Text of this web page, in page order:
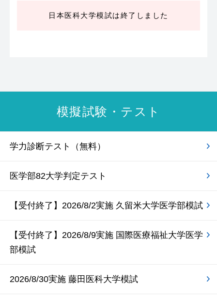
日本医科大学模試は終了しました
模擬試験・テスト
学力診断テスト（無料）
医学部82大学判定テスト
【受付終了】2026/8/2実施 久留米大学医学部模試
【受付終了】2026/8/9実施 国際医療福祉大学医学
部模試
2026/8/30実施 藤田医科大学模試